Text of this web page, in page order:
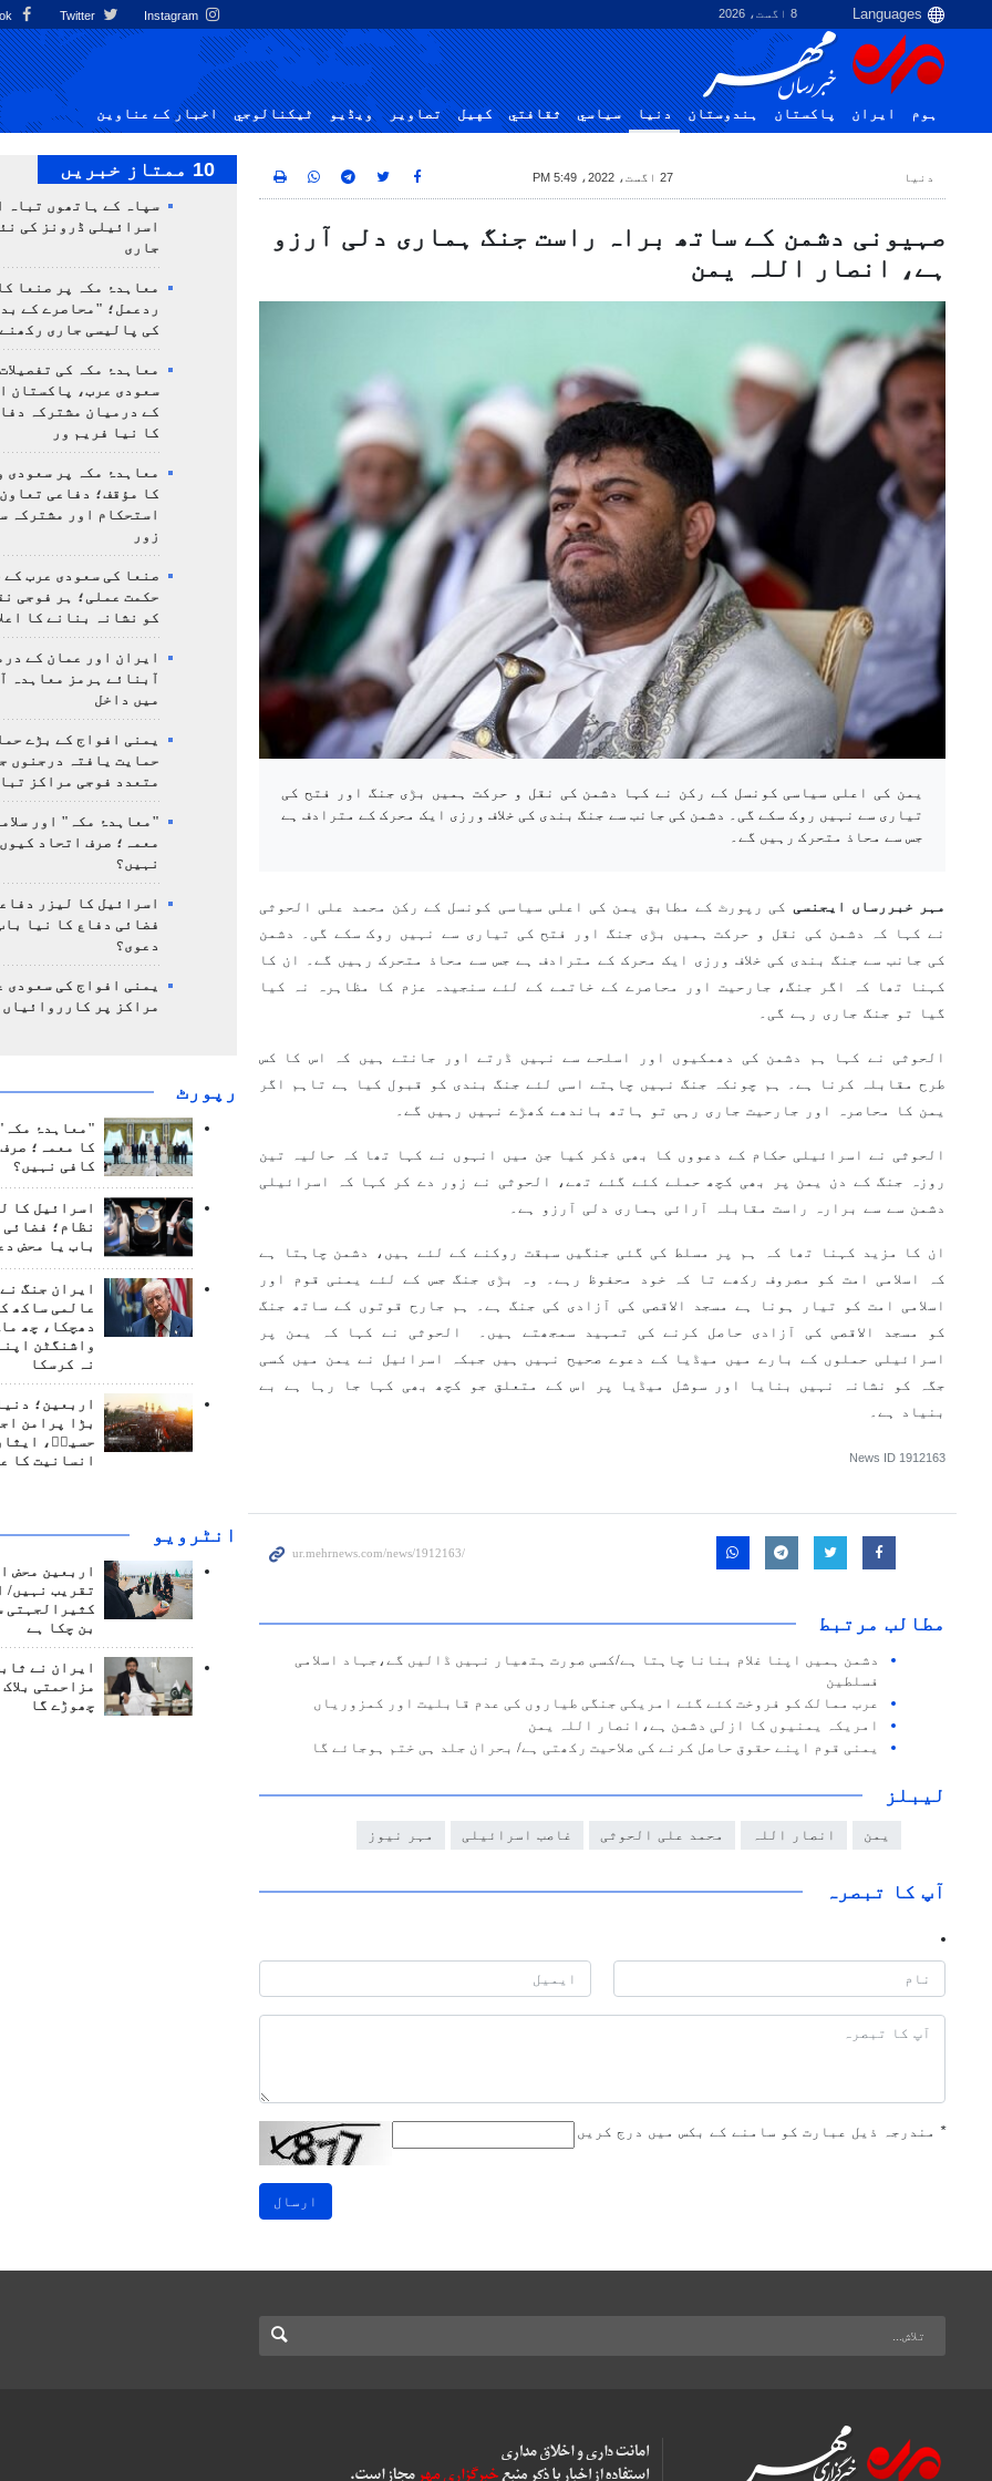
8 اگست، 2026 Instagram
ہوم ایران پاکستان ہندوستان دنیا سياسي ثقافتي کهيل تصاوير ویڈیو ٹيكنالوجي اخبار کے عناوین
دنیا 27 اگست، 2022، 5:49 PM
صہیونی دشمن کے ساتھ براہ راست جنگ ہماری دلی آرزو
ہے، انصار اللہ یمن
یمن کی اعلی سیاسی کونسل کے رکن نے کہا دشمن کی نقل و حرکت ہمیں بڑی جنگ اور فتح کی
تیاری سے نہیں روک سکے گی۔ دشمن کی جانب سے جنگ بندی کی خلاف ورزی ایک محرک کے مترادف ہے
جس سے محاذ متحرک رہیں گے۔
مہر خبررساں ایجنسی کی رپورٹ کے مطابق یمن کی اعلی سیاسی کونسل کے رکن محمد علی الحوثی
نے کہا کہ دشمن کی نقل و حرکت ہمیں بڑی جنگ اور فتح کی تیاری سے نہیں روک سکے گی۔ دشمن
کی جانب سے جنگ بندی کی خلاف ورزی ایک محرک کے مترادف ہے جس سے محاذ متحرک رہیں گے۔ ان کا
کہنا تھا کہ اگر جنگ، جارحیت اور محاصرے کے خاتمے کے لئے سنجیدہ عزم کا مظاہرہ نہ کیا
گیا تو جنگ جاری رہے گی۔
الحوثی نے کہا ہم دشمن کی دھمکیوں اور اسلحے سے نہیں ڈرتے اور جانتے ہیں کہ اس کا کس
طرح مقابلہ کرنا ہے۔ ہم چونکہ جنگ نہیں چاہتے اسی لئے جنگ بندی کو قبول کیا ہے تاہم اگر
یمن کا محاصرہ اور جارحیت جاری رہی تو ہاتھ باندھے کھڑے نہیں رہیں گے۔
الحوثی نے اسرائیلی حکام کے دعووں کا بھی ذکر کیا جن میں انہوں نے کہا تھا کہ حالیہ تین
روزہ جنگ کے دن یمن پر بھی کچھ حملے کئے گئے تھے، الحوثی نے زور دے کر کہا کہ اسرائیلی
دشمن سے سے برارہ راست مقابلہ آرائی ہماری دلی آرزو ہے۔
ان کا مزید کہنا تھا کہ ہم پر مسلط کی گئی جنگیں سبقت روکنے کے لئے ہیں، دشمن چاہتا ہے
کہ اسلامی امت کو مصروف رکھے تا کہ خود محفوظ رہے۔ وہ بڑی جنگ جس کے لئے یمنی قوم اور
اسلامی امت کو تیار ہونا ہے مسجد الاقصی کی آزادی کی جنگ ہے۔ ہم جارح قوتوں کے ساتھ جنگ
کو مسجد الاقصی کی آزادی حاصل کرنے کی تمہید سمجھتے ہیں۔ الحوثی نے کہا کہ یمن پر
اسرائیلی حملوں کے بارے میں میڈیا کے دعوے صحیح نہیں ہیں جبکہ اسرائیل نے یمن میں کسی
جگہ کو نشانہ نہیں بنایا اور سوشل میڈیا پر اس کے متعلق جو کچھ بھی کہا جا رہا ہے بے
بنیاد ہے۔
News ID 1912163
مطالب مرتبط
دشمن ہمیں اپنا غلام بنانا چاہتا ہے/کسی صورت ہتھیار نہیں ڈالیں گے،جہاد اسلامی
فسلطین
عرب ممالک کو فروخت کئے گئے امریکی جنگی طیاروں کی عدم قابلیت اور کمزوریاں
امریکہ یمنیوں کا ازلی دشمن ہے،انصار اللہ یمن
یمنی قوم اپنے حقوق حاصل کرنے کی صلاحیت رکھتی ہے/ بحران جلد ہی ختم ہوجائے گا
لیبلز
یمن انصار اللہ محمد علی الحوثی غاصب اسرائیلی مہر نیوز
آپ کا تبصرہ
* مندرجہ ذیل عبارت کو سامنے کے بکس میں درج کریں
ارسال
10 ممتاز خبریں
سپاہ کے ہاتھوں تباہ
اسرائیلی ڈرونز کی
جاری
معاہدۂ مکہ پر صنعا
ردعمل؛ "محاصرے کے
کی پالیسی جاری رکھنے
معاہدۂ مکہ کی
سعودی عرب، پاکستان
کے درمیان مشترکہ
کا نیا فریم ور
معاہدۂ مکہ پر سعودی
کا مؤقف؛ دفاعی
استحکام اور مشترکہ
زور
صنعا کی سعودی عرب کے
حکمت عملی؛ ہر فوجی
کو نشانہ بنانے کا
ایران اور عمان کے
آبنائے ہرمز معاہدہ
میں داخل
یمنی افواج کے بڑے
حمایت یافتہ درجنوں
متعدد فوجی مراکز
"معاہدۂ مکہ" اور
معمہ؛ صرف اتحاد
نہیں؟
اسرائیل کا لیزر
فضائی دفاع کا نیا
دعوی؟
یمنی افواج کی سعودی
مراکز پر کارروائیاں
رپورٹ
"معاہدۂ
کا معمہ؛
کافی نہیں؟
اسرائیل کا
نظام؛ فضائی
باب یا محض
ایران جنگ
عالمی ساکھ
دھچکا، چھ
واشنگٹن
نہ کرسکا
اربعین؛
بڑا پرامن
حسینؑ،
انسانیت کا
انٹرويو
اربعین محض
تقریب نہیں/
کثیرالجہتی
بن چکا ہے
ایران نے
مزاحمتی
چھوڑے گا